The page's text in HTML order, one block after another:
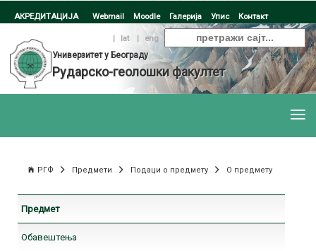
АКРЕДИТАЦИЈА Webmail Moodle Галерија Упис Контакт
| lat |
eng
Универзитет у Београду
Рударско-геолошки факултет
РГФ Предмети Подаци о предмету О предмету
Предмет
Обавештења